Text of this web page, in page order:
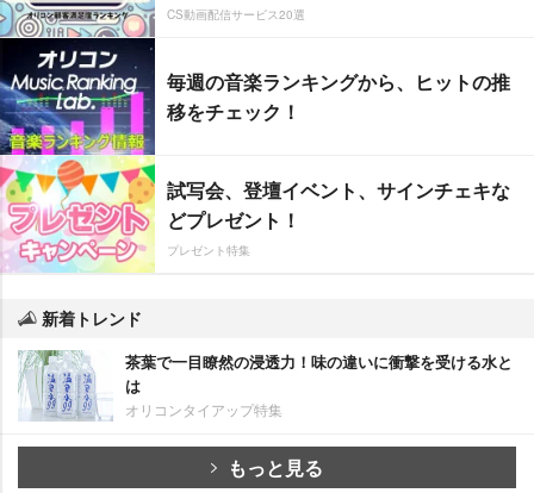
CS動画配信サービス20選
毎週の音楽ランキングから、ヒットの推
移をチェック！
試写会、登壇イベント、サインチェキな
どプレゼント！
プレゼント特集
新着トレンド
茶葉で一目瞭然の浸透力！味の違いに衝撃を受ける水と
は
オリコンタイアップ特集
もっと見る